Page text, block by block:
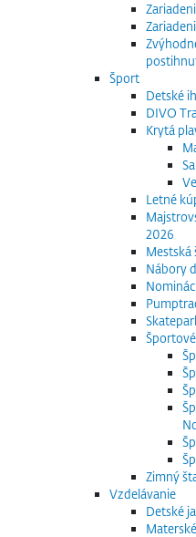
Šport
Detské
DIVO
Krytá
Letné
2026
Mestská
Nábory
Zimný
Vzdelávanie
Detské